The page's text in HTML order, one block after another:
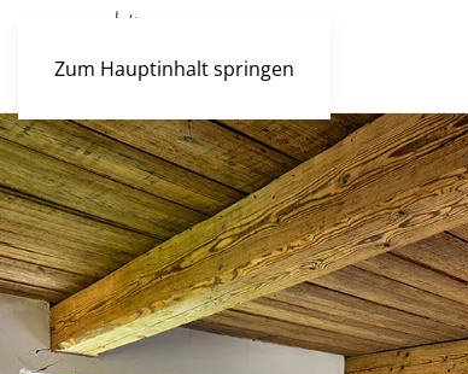
Zum Hauptinhalt springen